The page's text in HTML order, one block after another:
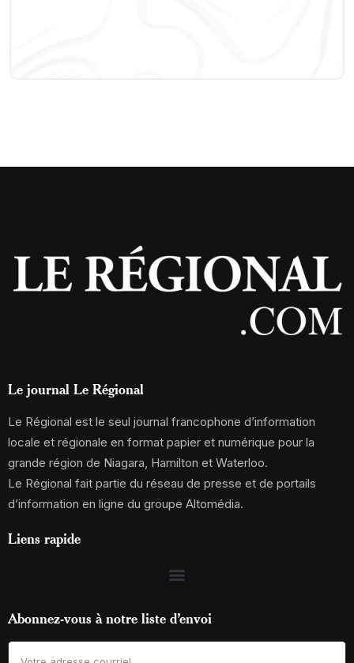
Le journal Le Régional
Le Régional est le seul journal francophone d’information
locale et régionale en format papier et numérique pour la
grande région de Niagara, Hamilton et Waterloo.
Le Régional fait partie du réseau de presse et de portails
d’information en ligne du groupe Altomédia.
Liens rapide
Abonnez-vous à notre liste d’envoi